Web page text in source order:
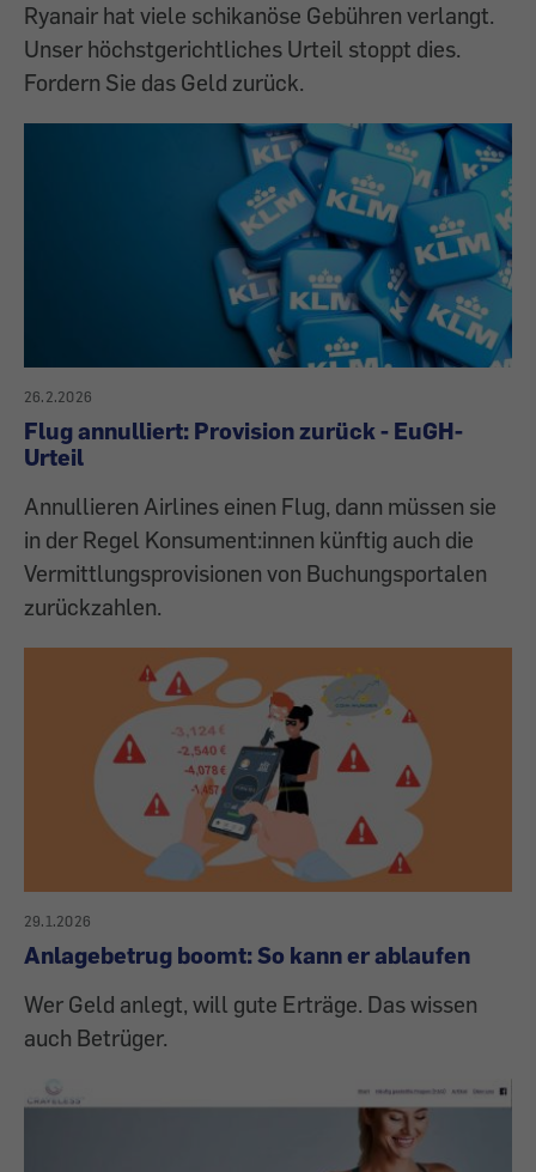
Ryanair hat viele schikanöse Gebühren verlangt.
Unser höchstgerichtliches Urteil stoppt dies.
Fordern Sie das Geld zurück.
26.2.2026
Flug annulliert: Provision zurück - EuGH-
Urteil
Annullieren Airlines einen Flug, dann müssen sie
in der Regel Konsument:innen künftig auch die
Vermittlungsprovisionen von Buchungsportalen
zurückzahlen.
29.1.2026
Anlagebetrug boomt: So kann er ablaufen
Wer Geld anlegt, will gute Erträge. Das wissen
auch Betrüger.